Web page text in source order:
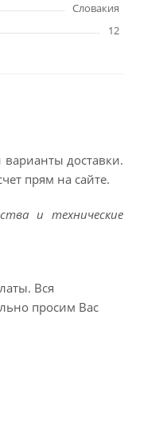
Словакия
12
доставки.
прям на сайте.
и технические
Вся
просим Вас